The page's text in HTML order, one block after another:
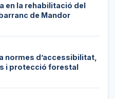
en la rehabilitació del
de Mandor
normes d’accessibilitat,
i protecció forestal